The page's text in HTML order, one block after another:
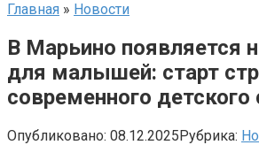
Главная » Новости
В Марьино появляется
для малышей: старт
современного детского
Опубликовано: 08.12.2025Рубрика: